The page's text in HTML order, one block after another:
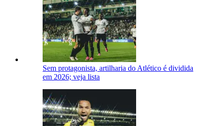
Sem protagonista, artilharia do Atlético é dividida
em 2026; veja lista